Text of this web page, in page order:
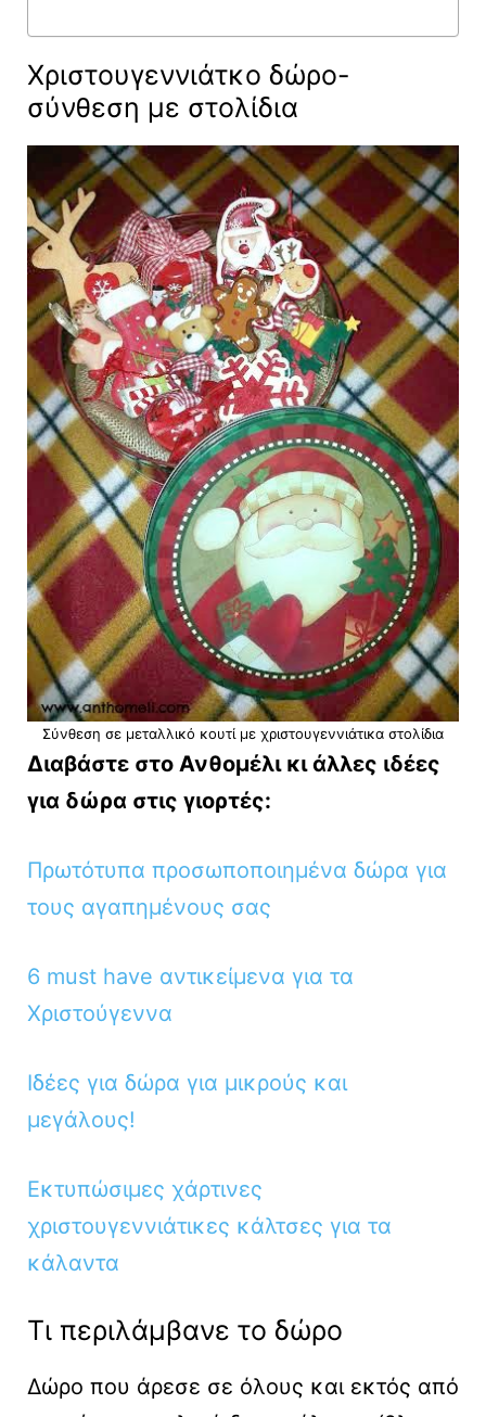
Χριστουγεννιάτκο δώρο-
σύνθεση με στολίδια
Σύνθεση σε μεταλλικό κουτί με χριστουγεννιάτικα στολίδια
Διαβάστε στο Ανθομέλι κι άλλες ιδέες
για δώρα στις γιορτές:
Πρωτότυπα προσωποποιημένα δώρα για
τους αγαπημένους σας
6 must have αντικείμενα για τα
Χριστούγεννα
Ιδέες για δώρα για μικρούς και
μεγάλους!
Εκτυπώσιμες χάρτινες
χριστουγεννιάτικες κάλτσες για τα
κάλαντα
Τι περιλάμβανε το δώρο
Δώρο που άρεσε σε όλους και εκτός από